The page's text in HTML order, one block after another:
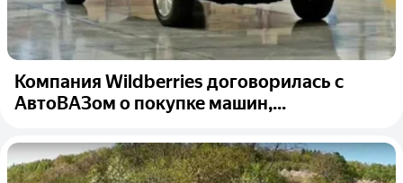
Компания Wildberries договорилась с
АвтоВАЗом о покупке машин,...